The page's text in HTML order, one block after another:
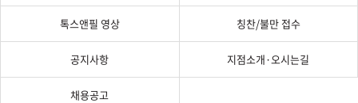
톡스앤필 영상 칭찬/불만 접수
공지사항 지점소개·오시는길
채용공고